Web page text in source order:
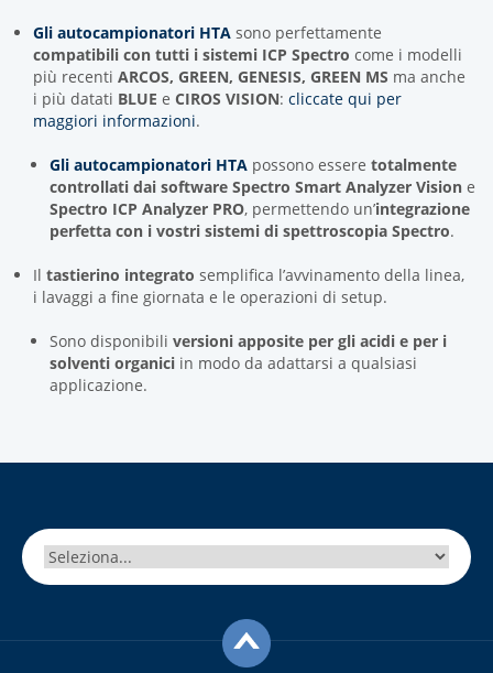
Gli autocampionatori HTA sono perfettamente
compatibili con tutti i sistemi ICP Spectro come i modelli
più recenti ARCOS, GREEN, GENESIS, GREEN MS ma anche
i più datati BLUE e CIROS VISION: cliccate qui per
maggiori informazioni.
Gli autocampionatori HTA possono essere totalmente
controllati dai software Spectro Smart Analyzer Vision e
Spectro ICP Analyzer PRO, permettendo un’integrazione
perfetta con i vostri sistemi di spettroscopia Spectro.
Il tastierino integrato semplifica l’avvinamento della linea,
i lavaggi a fine giornata e le operazioni di setup.
Sono disponibili versioni apposite per gli acidi e per i
solventi organici in modo da adattarsi a qualsiasi
applicazione.